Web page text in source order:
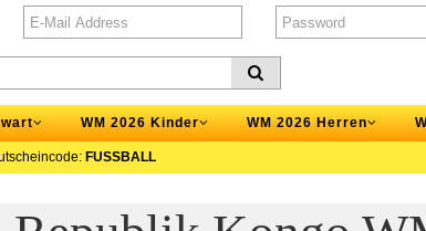
WM 2026 Kinder WM 2026 Herren
FUSSBALL